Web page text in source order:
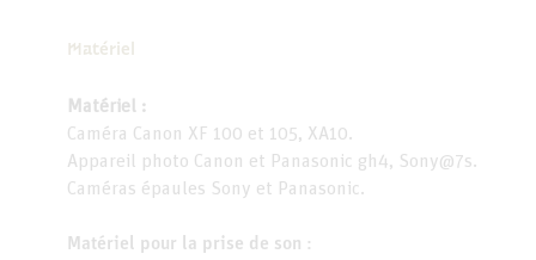
Matériel
Matériel :
Caméra Canon XF 100 et 105, XA10.
Appareil photo Canon et Panasonic gh4, Sony@7s.
Caméras épaules Sony et Panasonic.
Matériel pour la prise de son :